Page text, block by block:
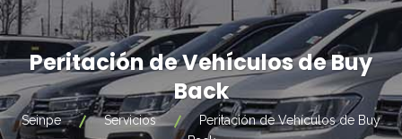
Peritación de Vehículos de Buy
Back
Seinpe Servicios
Peritación de Vehículos de Buy